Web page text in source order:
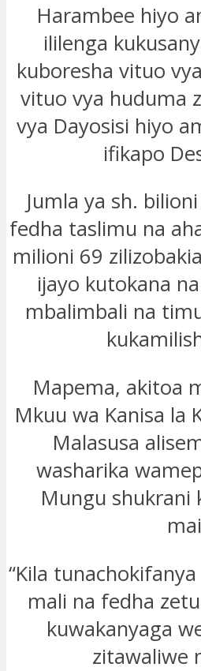
Harambee hiyo
ililenga
kuboresha vituo
vituo vya huduma
vya Dayosisi hiyo
ifikapo
Jumla ya sh.
fedha taslimu na
milioni 69
ijayo kutokana
mbalimbali na
Mapema, akitoa
Mkuu wa Kanisa la
Malasusa
washarika
Mungu shukrani
“Kila
mali na fedha
kuwakanyaga
zitawaliwe